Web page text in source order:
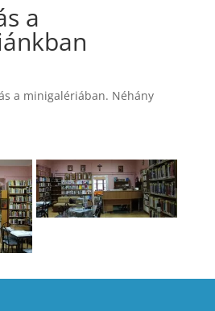
a
a minigalériában. Néhány